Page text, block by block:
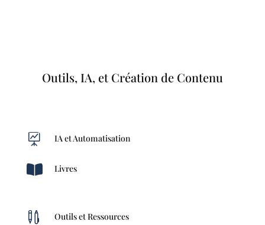
Outils, IA, et Création de Contenu
 IA et Automatisation
 Livres
 Outils et Ressources